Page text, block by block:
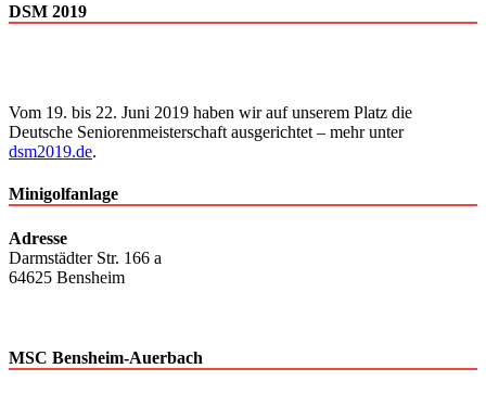
DSM 2019
Vom 19. bis 22. Juni 2019 haben wir auf unserem Platz die
Deutsche Senioren­meisterschaft ausgerichtet – mehr unter
dsm2019.de.
Minigolfanlage
Adresse
Darmstädter Str. 166 a
64625 Bensheim
MSC Bensheim-Auerbach